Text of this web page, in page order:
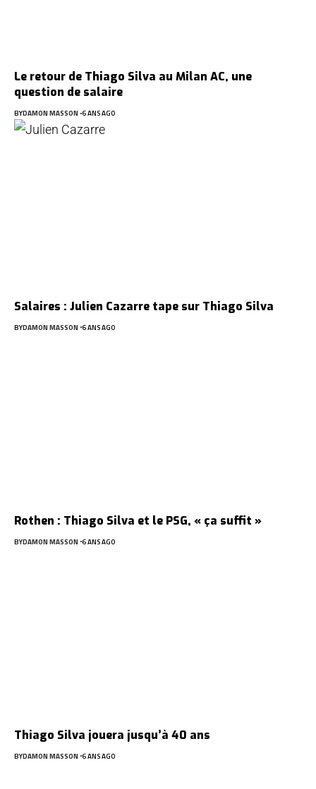
Le retour de Thiago Silva au Milan AC, une
question de salaire
BYDAMON MASSON 6 ANS AGO
Salaires : Julien Cazarre tape sur Thiago Silva
BYDAMON MASSON 6 ANS AGO
Rothen : Thiago Silva et le PSG, « ça suffit »
BYDAMON MASSON 6 ANS AGO
Thiago Silva jouera jusqu’à 40 ans
BYDAMON MASSON 6 ANS AGO